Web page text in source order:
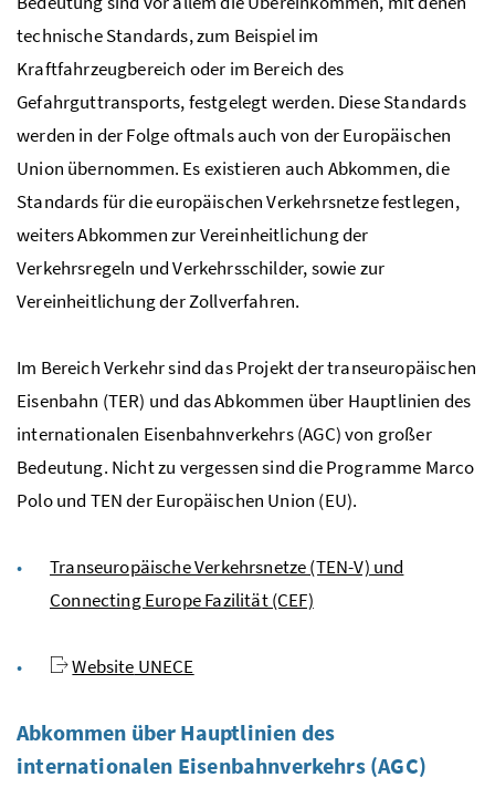
technische Standards, zum Beispiel im
Kraftfahrzeugbereich oder im Bereich des
Gefahrguttransports, festgelegt werden. Diese Standards
werden in der Folge oftmals auch von der Europäischen
Union übernommen. Es existieren auch Abkommen, die
Standards für die europäischen Verkehrsnetze festlegen,
weiters Abkommen zur Vereinheitlichung der
Verkehrsregeln und Verkehrsschilder, sowie zur
Vereinheitlichung der Zollverfahren.
Im Bereich Verkehr sind das Projekt der transeuropäischen
Eisenbahn (TER) und das Abkommen über Hauptlinien des
internationalen Eisenbahnverkehrs (AGC) von großer
Bedeutung. Nicht zu vergessen sind die Programme Marco
Polo und TENder Europäischen Union (EU).
Transeuropäische Verkehrsnetze (TEN-V) und
Connecting Europe Fazilität (CEF)
Website UNECE
Abkommen über Hauptlinien des
internationalen Eisenbahnverkehrs (AGC)